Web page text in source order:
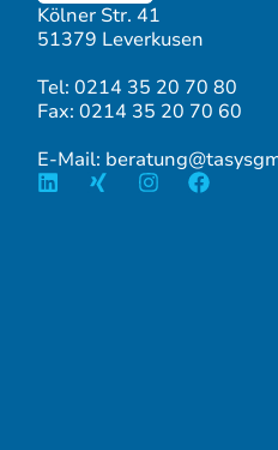
Kölner Str. 41
51379 Leverkusen
Tel: 0214 35 20 70 80
Fax: 0214 35 20 70 60
E-Mail: